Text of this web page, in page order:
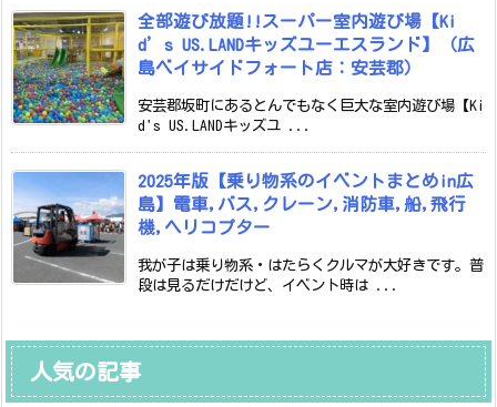
全部遊び放題!!スーパー室内遊び場【Ki
d’s US.LANDキッズユーエスランド】（広
島ベイサイドフォート店：安芸郡）
安芸郡坂町にあるとんでもなく巨大な室内遊び場【Ki
d's US.LANDキッズユ ...
2025年版【乗り物系のイベントまとめin広
島】電車,バス,クレーン,消防車,船,飛行
機,ヘリコプター
我が子は乗り物系・はたらくクルマが大好きです。普
段は見るだけだけど、イベント時は ...
人気の記事